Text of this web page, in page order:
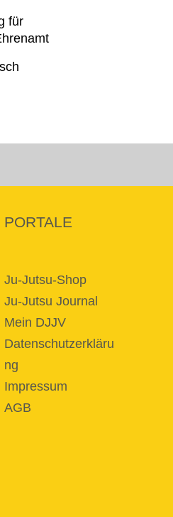
PORTALE
Ju-Jutsu-Shop
Ju-Jutsu Journal
Mein DJJV
Datenschutzerkläru
ng
Impressum
AGB